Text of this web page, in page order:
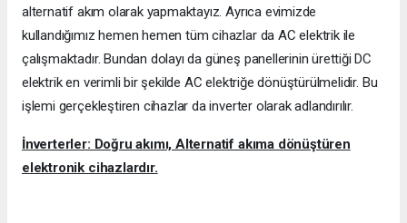
alternatif akım olarak yapmaktayız. Ayrıca evimizde
kullandığımız hemen hemen tüm cihazlar da AC elektrik ile
çalışmaktadır. Bundan dolayı da güneş panellerinin ürettiği DC
elektrik en verimli bir şekilde AC elektriğe dönüştürülmelidir. Bu
işlemi gerçekleştiren cihazlar da inverter olarak adlandırılır.
İnverterler: Doğru akımı, Alternatif akıma dönüştüren
elektronik cihazlardır.